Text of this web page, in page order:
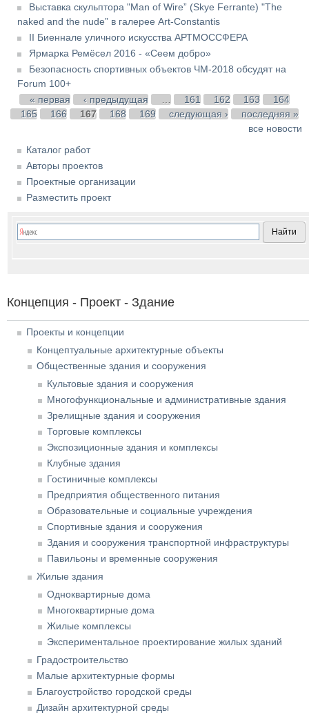
Выставка скульптора "Man of Wire” (Skye Ferrante) "The
naked and the nude” в галерее Art-Constantis
II Биеннале уличного искусства АРТМОССФЕРА
Ярмарка Ремёсел 2016 - «Сеем добро»
Безопасность спортивных объектов ЧМ-2018 обсудят на
Forum 100+
Страницы
« первая ‹ предыдущая … 161 162 163
164
165
166 167 168 169 следующая ›
последняя »
все новости
Каталог работ
Авторы проектов
Проектные организации
Разместить проект
Концепция - Проект - Здание
Проекты и концепции
Концептуальные архитектурные объекты
Общественные здания и сооружения
Культовые здания и сооружения
Многофункциональные и административные здания
Зрелищные здания и сооружения
Торговые комплексы
Экспозиционные здания и комплексы
Клубные здания
Гостиничные комплексы
Предприятия общественного питания
Образовательные и социальные учреждения
Спортивные здания и сооружения
Здания и сооружения транспортной инфраструктуры
Павильоны и временные сооружения
Жилые здания
Одноквартирные дома
Многоквартирные дома
Жилые комплексы
Экспериментальное проектирование жилых зданий
Градостроительство
Малые архитектурные формы
Благоустройство городской среды
Дизайн архитектурной среды